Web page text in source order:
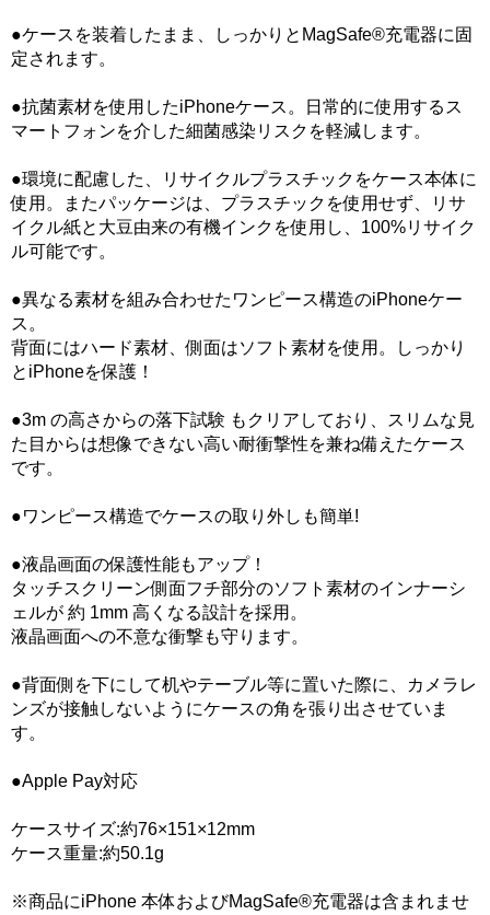
●ケースを装着したまま、しっかりとMagSafe®充電器に固
定されます。
●抗菌素材を使用したiPhoneケース。日常的に使用するス
マートフォンを介した細菌感染リスクを軽減します。
●環境に配慮した、リサイクルプラスチックをケース本体に
使用。またパッケージは、プラスチックを使用せず、リサ
イクル紙と大豆由来の有機インクを使用し、100%リサイク
ル可能です。
●異なる素材を組み合わせたワンピース構造のiPhoneケー
ス。
背面にはハード素材、側面はソフト素材を使用。しっかり
とiPhoneを保護！
●3m の高さからの落下試験 もクリアしており、スリムな見
た目からは想像できない高い耐衝撃性を兼ね備えたケース
です。
●ワンピース構造でケースの取り外しも簡単!
●液晶画面の保護性能もアップ！
タッチスクリーン側面フチ部分のソフト素材のインナーシ
ェルが 約 1mm 高くなる設計を採用。
液晶画面への不意な衝撃も守ります。
●背面側を下にして机やテーブル等に置いた際に、カメラレ
ンズが接触しないようにケースの角を張り出させていま
す。
●Apple Pay対応
ケースサイズ:約76×151×12mm
ケース重量:約50.1g
※商品にiPhone 本体およびMagSafe®充電器は含まれませ